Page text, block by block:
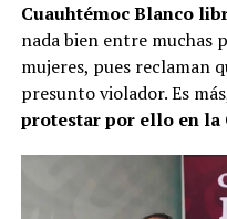
Cuauhtémoc Blanco
nada bien entre muchas
mujeres, pues reclaman
presunto violador. Es
protestar por ello en la